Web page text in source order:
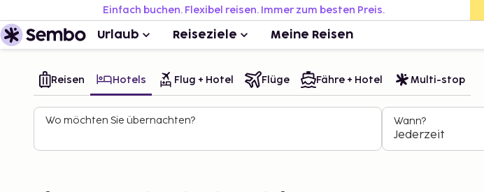
Einfach buchen. Flexibel reisen. Immer zum besten Preis.
Urlaub Reiseziele Meine Reisen
Reisen Hotels Flug + Hotel Flüge Fähre + Hotel Multi-stop
Wo möchten Sie übernachten? Wann?
Jederzeit